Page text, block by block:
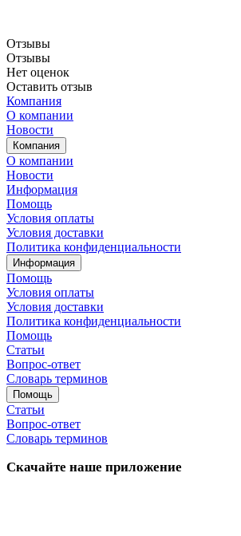
Отзывы
Отзывы
Нет оценок
Оставить отзыв
Компания
О компании
Новости
Компания
О компании
Новости
Информация
Помощь
Условия оплаты
Условия доставки
Политика конфиденциальности
Информация
Помощь
Условия оплаты
Условия доставки
Политика конфиденциальности
Помощь
Статьи
Вопрос-ответ
Словарь терминов
Помощь
Статьи
Вопрос-ответ
Словарь терминов
Скачайте наше приложение